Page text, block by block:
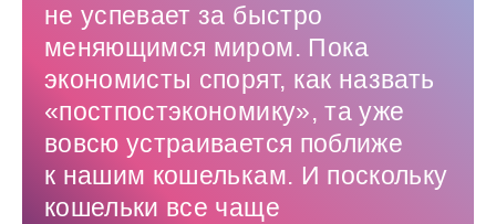
не успевает за быстро
меняющимся миром. Пока
экономисты спорят, как назвать
«постпостэкономику», та уже
вовсю устраивается поближе
к нашим кошелькам. И поскольку
кошельки все чаще